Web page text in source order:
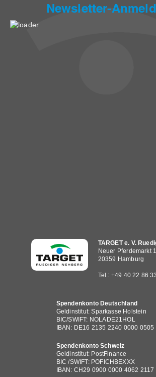
Newsletter-
Hauptnavigation
TARGET e. V.
Neuer Pferdemarkt
20359 Hamburg
Tel.: +49 40 22 86
Spendenkonto Deutschland
Geldinstitut: Sparkasse Holstein
BIC/SWIFT: NOLADE21HOL
IBAN: DE16 2135 2240 0000 0505
Spendenkonto Schweiz
Geldinstitut: PostFinance
BIC /SWIFT: POFICHBEXXX
IBAN: CH29 0900 0000 4062 2117